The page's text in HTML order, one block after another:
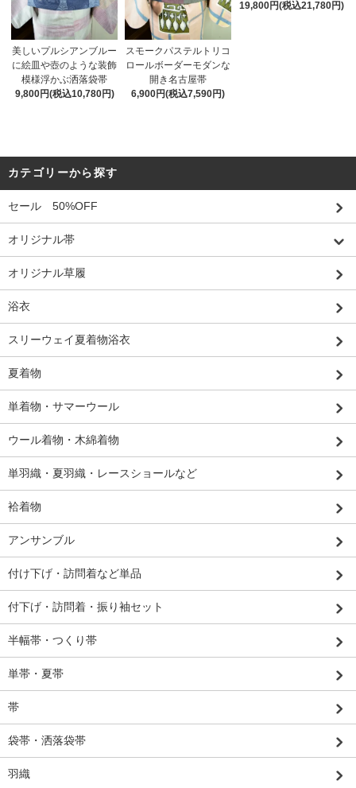
美しいプルシアンブルー
に絵皿や壺のような装飾
模様浮かぶ洒落袋帯
9,800円(税込10,780円)
スモークパステルトリコ
ロールボーダーモダンな
開き名古屋帯
6,900円(税込7,590円)
19,800円(税込21,780円)
カテゴリーから探す
セール 50%OFF
オリジナル帯
オリジナル草履
浴衣
スリーウェイ夏着物浴衣
夏着物
単着物・サマーウール
ウール着物・木綿着物
単羽織・夏羽織・レースショールなど
袷着物
アンサンブル
付け下げ・訪問着など単品
付下げ・訪問着・振り袖セット
半幅帯・つくり帯
単帯・夏帯
帯
袋帯・洒落袋帯
羽織